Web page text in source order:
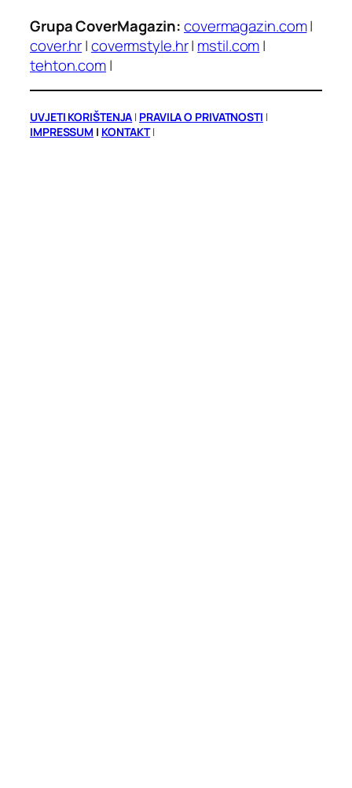
Grupa CoverMagazin:covermagazin.com|
cover.hr|covermstyle.hr| mstil.com|
tehton.com|
UVJETI KORIŠTENJA | PRAVILA O PRIVATNOSTI |
IMPRESSUM | KONTAKT|